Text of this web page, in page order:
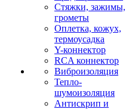
Стяжки, зажимы,
грометы
Оплетка, кожух,
термоусадка
Y-коннектор
RCA коннектор
Виброизоляция
Тепло-
шумоизоляция
Антискрип и